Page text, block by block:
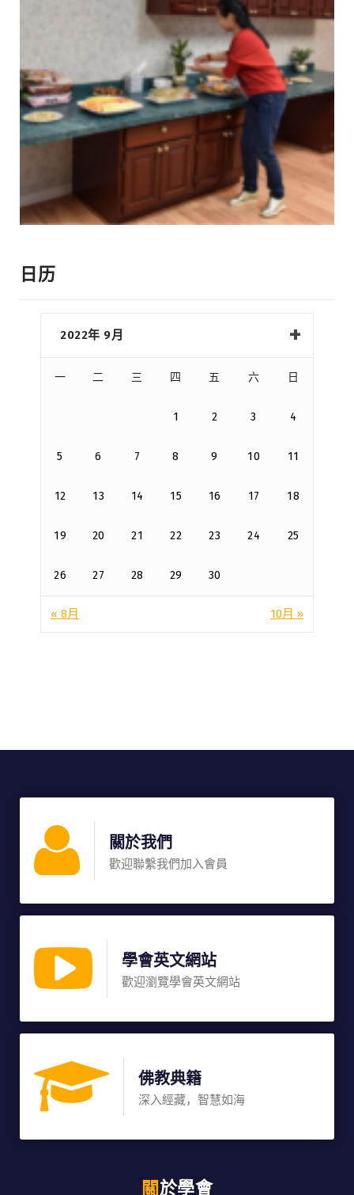
日历
2022年 9月
一 二 三 四 五 六 日
1 2 3 4
5 6 7 8 9 10 11
12 13 14 15 16 17 18
19 20 21 22 23 24 25
26 27 28 29 30
« 8月 10月 »
關於我們
歡迎聯繫我們加入會員
學會英文網站
歡迎瀏覽學會英文網站
佛教典籍
深入經藏，智慧如海
關於學會